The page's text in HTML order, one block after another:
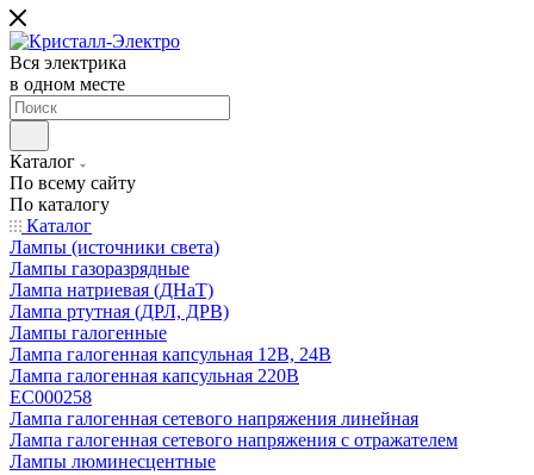
Вся электрика
в одном месте
Каталог
По всему сайту
По каталогу
Каталог
Лампы (источники света)
Лампы газоразрядные
Лампа натриевая (ДНаТ)
Лампа ртутная (ДРЛ, ДРВ)
Лампы галогенные
Лампа галогенная капсульная 12В, 24В
Лампа галогенная капсульная 220В
EC000258
Лампа галогенная сетевого напряжения линейная
Лампа галогенная сетевого напряжения с отражателем
Лампы люминесцентные